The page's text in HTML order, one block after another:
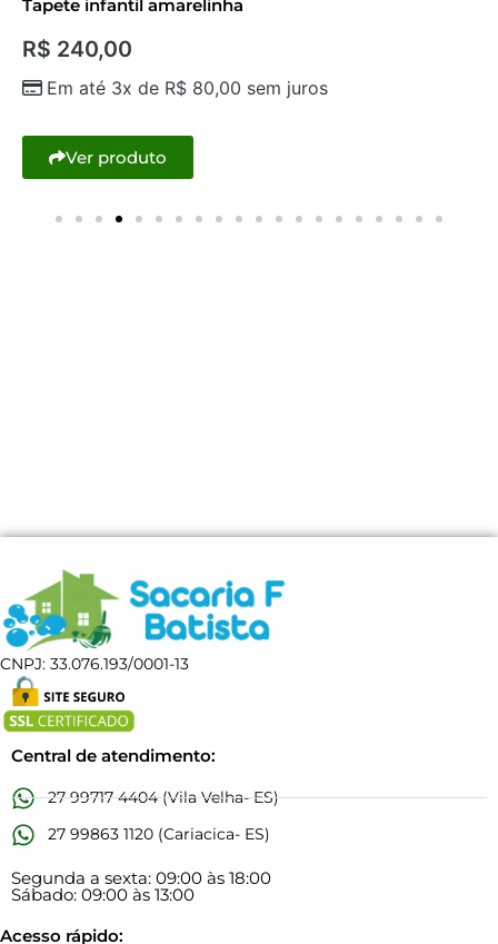
Tapete infantil amarelinha
R$ 240,00
Em até 3x de R$ 80,00 sem juros
Ver produto
CNPJ: 33.076.193/0001-13
Central de atendimento:
27 99717 4404 (Vila Velha- ES)
27 99863 1120 (Cariacica- ES)
Segunda a sexta: 09:00 às 18:00
Sábado: 09:00 às 13:00
Acesso rápido: